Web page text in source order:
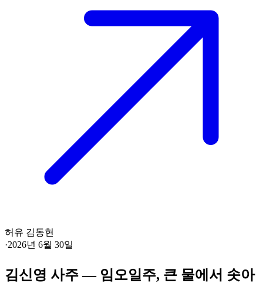
허유 김동현
·2026년 6월 30일
김신영 사주 — 임오일주, 큰 물에서 솟아